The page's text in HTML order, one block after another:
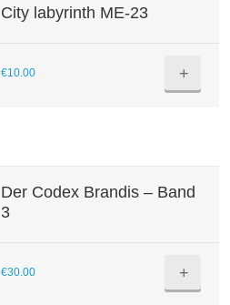
City labyrinth ME-23
€10.00 +
Der Codex Brandis – Band
3
€30.00 +